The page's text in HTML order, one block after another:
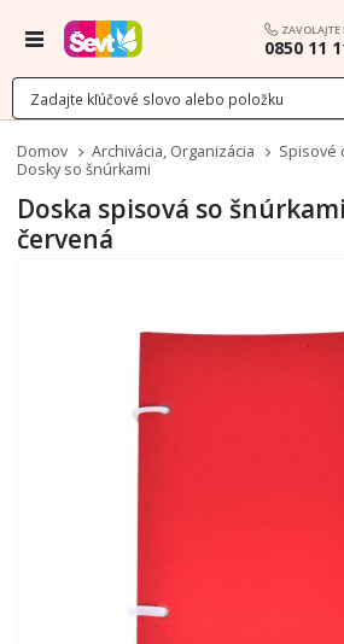
Menu
0850 11
Domov Archivácia, Organizácia
Spisové
Dosky so šnúrkami
Doska spisová so
červená